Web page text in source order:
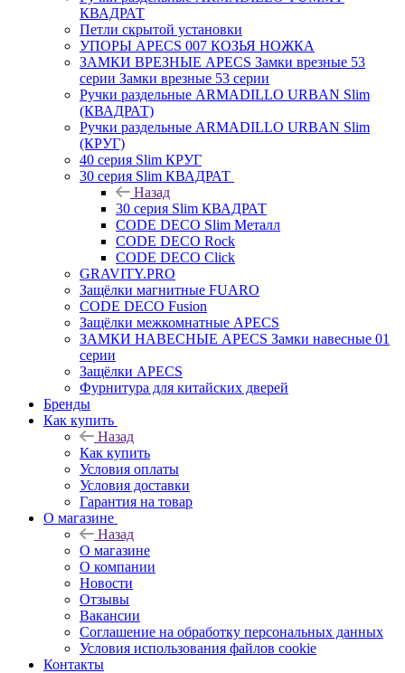
КВАДРАТ
Петли скрытой установки
УПОРЫ APECS 007 КОЗЬЯ НОЖКА
ЗАМКИ ВРЕЗНЫЕ APECS Замки врезные 53
серии Замки врезные 53 серии
Ручки раздельные ARMADILLO URBAN Slim
(КВАДРАТ)
Ручки раздельные ARMADILLO URBAN Slim
(КРУГ)
40 серия Slim КРУГ
30 серия Slim КВАДРАТ
Назад
30 серия Slim КВАДРАТ
CODE DECO Slim Металл
CODE DECO Rock
CODE DECO Click
GRAVITY.PRO
Защёлки магнитные FUARO
CODE DECO Fusion
Защёлки межкомнатные APECS
ЗАМКИ НАВЕСНЫЕ APECS Замки навесные 01
серии
Защёлки APECS
Фурнитура для китайских дверей
Бренды
Как купить
Назад
Как купить
Условия оплаты
Условия доставки
Гарантия на товар
О магазине
Назад
О магазине
О компании
Новости
Отзывы
Вакансии
Соглашение на обработку персональных данных
Условия использования файлов cookie
Контакты